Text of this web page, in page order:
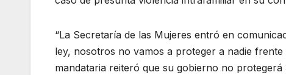
“La Secretaría de las Mujeres entró en
ley, nosotros no vamos a proteger a nadie
mandataria reiteró que su gobierno no